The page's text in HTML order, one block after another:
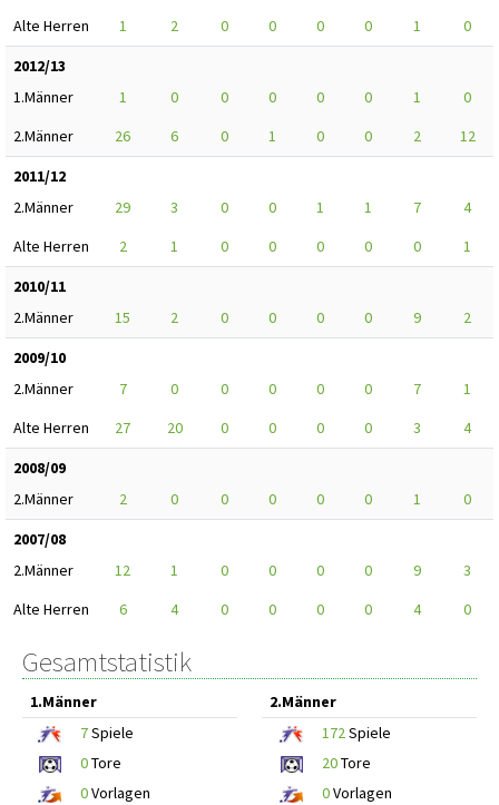
Alte Herren
1 2 0 0 0 0 1
0
2012/13
1.Männer
1 0 0 0 0 0 1
0
2.Männer
26 6 0 1 0 0 2
12
2011/12
2.Männer
29 3 0 0 1 1 7
4
Alte Herren
2 1 0 0 0 0 0
1
2010/11
2.Männer
15 2 0 0 0 0 9
2
2009/10
2.Männer
7 0 0 0 0 0 7
1
Alte Herren
27 20 0 0 0 0 3
4
2008/09
2.Männer
2 0 0 0 0 0 1
0
2007/08
2.Männer
12 1 0 0 0 0 9
3
Alte Herren
6 4 0 0 0 0 4 0
Gesamtstatistik
1.Männer
7Spiele
0Tore
0Vorlagen
2.Männer
172Spiele
20Tore
0Vorlagen